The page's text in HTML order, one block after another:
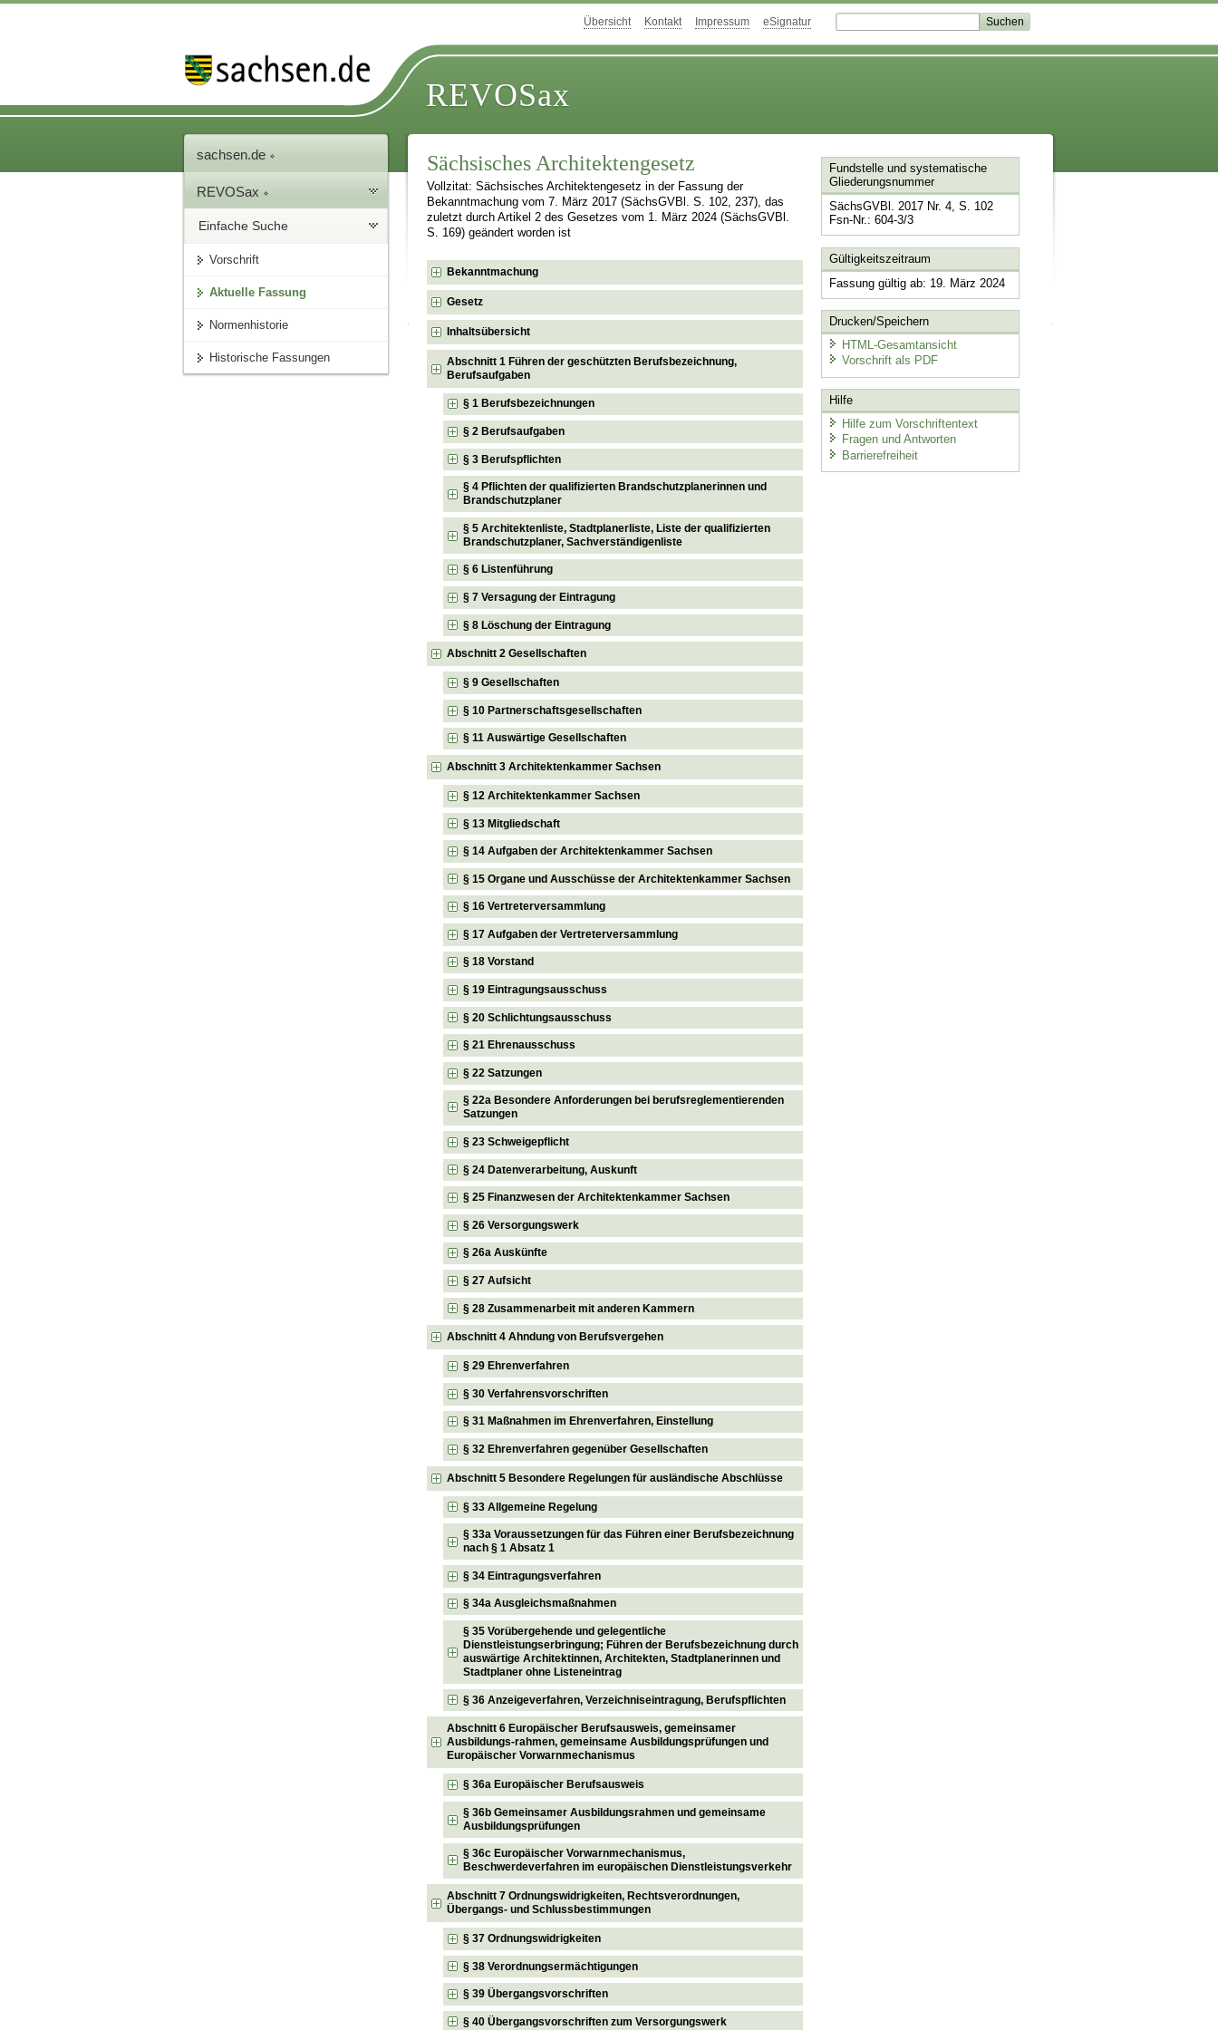
Übersicht Kontakt Impressum eSignatur
REVOSax
sachsen.de
REVOSax
Einfache Suche
Vorschrift
Aktuelle Fassung
Normenhistorie
Historische Fassungen
Sächsisches Architektengesetz
Vollzitat: Sächsisches Architektengesetz in der Fassung der
Bekanntmachung vom 7. März 2017 (SächsGVBl. S. 102, 237), das
zuletzt durch Artikel 2 des Gesetzes vom 1. März 2024 (SächsGVBl.
S. 169) geändert worden ist
Bekanntmachung
Gesetz
Inhaltsübersicht
Abschnitt 1 Führen der geschützten Berufsbezeichnung,
Berufsaufgaben
§ 1 Berufsbezeichnungen
§ 2 Berufsaufgaben
§ 3 Berufspflichten
§ 4 Pflichten der qualifizierten Brandschutzplanerinnen und
Brandschutzplaner
§ 5 Architektenliste, Stadtplanerliste, Liste der qualifizierten
Brandschutzplaner, Sachverständigenliste
§ 6 Listenführung
§ 7 Versagung der Eintragung
§ 8 Löschung der Eintragung
Abschnitt 2 Gesellschaften
§ 9 Gesellschaften
§ 10 Partnerschaftsgesellschaften
§ 11 Auswärtige Gesellschaften
Abschnitt 3 Architektenkammer Sachsen
§ 12 Architektenkammer Sachsen
§ 13 Mitgliedschaft
§ 14 Aufgaben der Architektenkammer Sachsen
§ 15 Organe und Ausschüsse der Architektenkammer Sachsen
§ 16 Vertreterversammlung
§ 17 Aufgaben der Vertreterversammlung
§ 18 Vorstand
§ 19 Eintragungsausschuss
§ 20 Schlichtungsausschuss
§ 21 Ehrenausschuss
§ 22 Satzungen
§ 22a Besondere Anforderungen bei berufsreglementierenden
Satzungen
§ 23 Schweigepflicht
§ 24 Datenverarbeitung, Auskunft
§ 25 Finanzwesen der Architektenkammer Sachsen
§ 26 Versorgungswerk
§ 26a Auskünfte
§ 27 Aufsicht
§ 28 Zusammenarbeit mit anderen Kammern
Abschnitt 4 Ahndung von Berufsvergehen
§ 29 Ehrenverfahren
§ 30 Verfahrensvorschriften
§ 31 Maßnahmen im Ehrenverfahren, Einstellung
§ 32 Ehrenverfahren gegenüber Gesellschaften
Abschnitt 5 Besondere Regelungen für ausländische Abschlüsse
§ 33 Allgemeine Regelung
§ 33a Voraussetzungen für das Führen einer Berufsbezeichnung
nach § 1 Absatz 1
§ 34 Eintragungsverfahren
§ 34a Ausgleichsmaßnahmen
§ 35 Vorübergehende und gelegentliche
Dienstleistungserbringung; Führen der Berufsbezeichnung durch
auswärtige Architektinnen, Architekten, Stadtplanerinnen und
Stadtplaner ohne Listeneintrag
§ 36 Anzeigeverfahren, Verzeichniseintragung, Berufspflichten
Abschnitt 6 Europäischer Berufsausweis, gemeinsamer
Ausbildungs-rahmen, gemeinsame Ausbildungsprüfungen und
Europäischer Vorwarnmechanismus
§ 36a Europäischer Berufsausweis
§ 36b Gemeinsamer Ausbildungsrahmen und gemeinsame
Ausbildungsprüfungen
§ 36c Europäischer Vorwarnmechanismus,
Beschwerdeverfahren im europäischen Dienstleistungsverkehr
Abschnitt 7 Ordnungswidrigkeiten, Rechtsverordnungen,
Übergangs- und Schlussbestimmungen
§ 37 Ordnungswidrigkeiten
§ 38 Verordnungsermächtigungen
§ 39 Übergangsvorschriften
§ 40 Übergangsvorschriften zum Versorgungswerk
Fundstelle und systematische
Gliederungsnummer
SächsGVBl. 2017 Nr. 4, S. 102
Fsn-Nr.: 604-3/3
Gültigkeitszeitraum
Fassung gültig ab: 19. März 2024
Drucken/Speichern
HTML-Gesamtansicht
Vorschrift als PDF
Hilfe
Hilfe zum Vorschriftentext
Fragen und Antworten
Barrierefreiheit